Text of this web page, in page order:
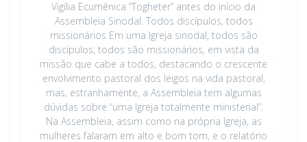
Vigília Ecumênica “Togheter” antes do início da
Assembleia Sinodal. Todos discípulos, todos
missionários Em uma Igreja sinodal, todos são
discípulos, todos são missionários, em vista da
missão que cabe a todos, destacando o crescente
envolvimento pastoral dos leigos na vida pastoral,
mas, estranhamente, a Assembleia tem algumas
dúvidas sobre “uma Igreja totalmente ministerial”.
Na Assembleia, assim como na própria Igreja, as
mulheres falaram em alto e bom tom, e o relatório